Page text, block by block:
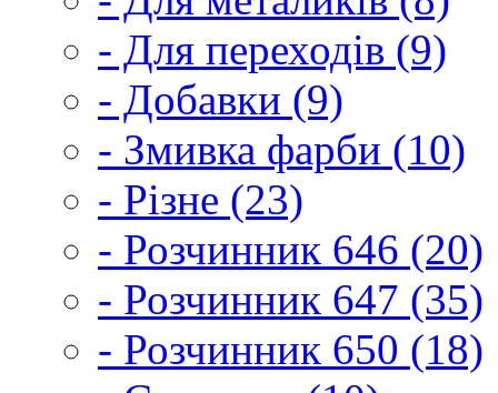
- Для переходів (9)
- Добавки (9)
- Змивка фарби (10)
- Різне (23)
- Розчинник 646 (20)
- Розчинник 647 (35)
- Розчинник 650 (18)